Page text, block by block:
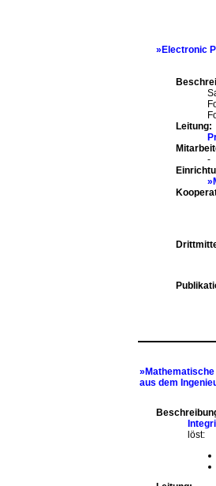
»Electronic
Leitung:
-
aus dem
löst: